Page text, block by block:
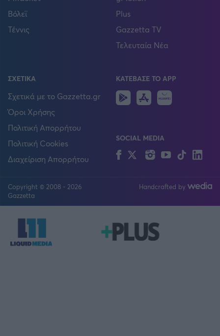
Βόλεϊ
Τέννις
Plus
Gazzetta TV
Τελευταία Νέα
ΣΧΕΤΙΚΑ
Σχετικά με το Gazzetta.gr
Όροι Χρήσης
Πολιτική Απορρήτου
Πολιτική Cookies
Διαχείριση Απορρήτου
ΚΑΤΕΒΑΣΕ ΤΟ APP
Android
IOS
SOCIAL MEDIA
FacebookTwitterInstagram
YouTubeTikTok
Copyright © 2008 - 2026
Gazzetta
Handcrafted by